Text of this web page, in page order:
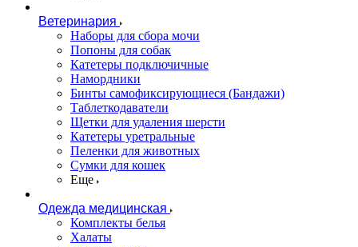
Ветеринария
Наборы для сбора мочи
Попоны для собак
Катетеры подключичные
Намордники
Бинты самофиксирующиеся (Бандажи)
Таблеткодаватели
Щетки для удаления шерсти
Катетеры уретральные
Пеленки для животных
Сумки для кошек
Еще
Одежда медицинская
Комплекты белья
Халаты